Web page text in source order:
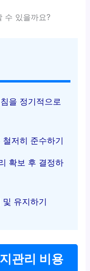
수 있을까요?
을 정기적으로
저히 준수하기
확보 후 결정하
유지하기
관리 비용